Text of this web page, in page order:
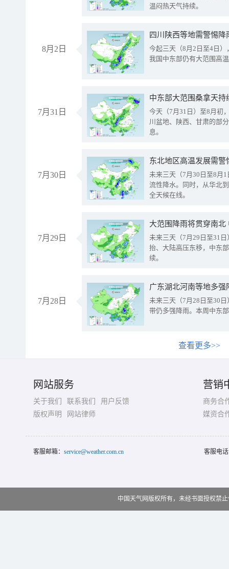
温闷热天气持续。
8月2日
今起三天（8月2日至4日
我国中东部仍有大范围高
7月31日
中东部大范围桑拿天
今天（7月31日）至8月初
川盆地、陕西、甘肃的部
息。
7月30日
东北地区高温发展需
未来三天（7月30日至8月
流性降水。同时，从华北
全天候在线。
7月29日
大范围降雨将贯穿南
未来三天（7月29日至31
抬、大陆高压东移，中东
续。
7月28日
广东湖北河南等地多
未来三天（7月28日至30
带仍多强降雨。本周中东
查看更多>>
网站服务
关于我们 联系我们
用户反馈
版权声明
网站律师
营销
商务合
媒资合
客服邮箱： service@weather.com.cn 客服电
中国天气网版权所有，未经书面授权